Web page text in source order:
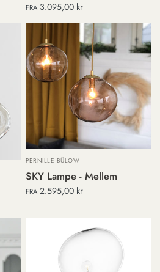
FRA 3.095,00 kr
PERNILLE BÜLOW
SKY Lampe - Mellem
FRA 2.595,00 kr